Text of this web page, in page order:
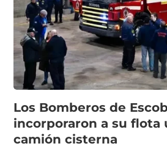
Los Bomberos de
incorporaron a su flota
camión cisterna